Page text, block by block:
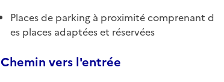
Places de parking à proximité comprenant d
es places adaptées et réservées
Chemin vers l'entrée